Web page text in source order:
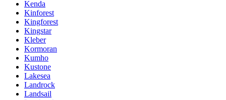
Kenda
Kinforest
Kingforest
Kingstar
Kleber
Kormoran
Kumho
Kustone
Lakesea
Landrock
Landsail